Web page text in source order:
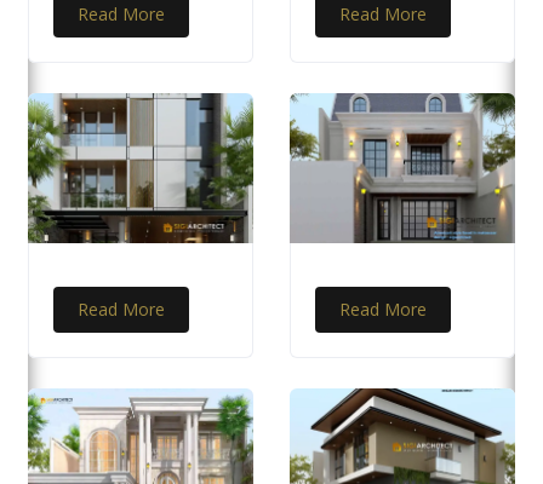
Read More Read More
Read More Read More